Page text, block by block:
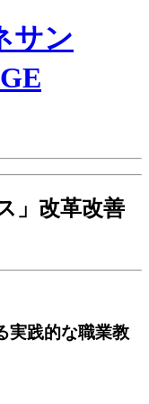
サン
」改革改善
実践的な職業教